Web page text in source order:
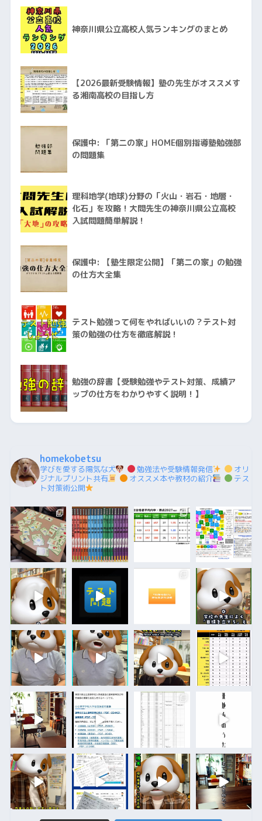
神奈川県公立高校人気ランキングのまとめ
【2026最新受験情報】塾の先生がオススメす
る湘南高校の目指し方
保護中: 「第二の家」HOME個別指導塾勉強部
の問題集
理科地学(地球)分野の「火山・岩石・地層・
化石」を攻略！大問先生の神奈川県公立高校
入試問題簡単解説！
保護中: 【塾生限定公開】「第二の家」の勉強
の仕方大全集
テスト勉強って何をやればいいの？テスト対
策の勉強の仕方を徹底解説！
勉強の辞書【受験勉強やテスト対策、成績ア
ップの仕方をわかりやすく説明！】
homekobetsu
学びを愛する陽気な犬 勉強法や受験情報発信
オリ
ジナルプリント共有
オススメ本や教材の紹介
テス
ト対策術公開